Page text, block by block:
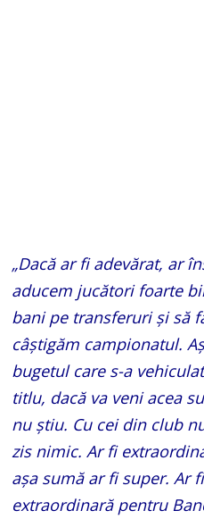
„Dacă ar fi adevărat, ar
aducem jucători foarte
bani pe transferuri și să
câștigăm campionatul.
bugetul care s-a
titlu, dacă va veni acea
nu știu. Cu cei din club
zis nimic. Ar fi
așa sumă ar fi super. Ar
extraordinară pentru